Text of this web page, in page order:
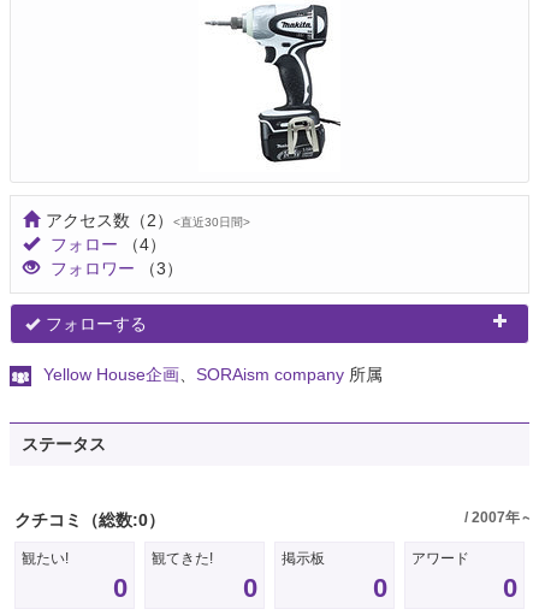
アクセス数 （2） <直近30日間>
フォロー
（4）
フォロワー
（3）
フォローする
Yellow House企画 SORAism company 所属
ステータス
クチコミ （総数:0） / 2007年～
観たい!
0
観てきた!
0
掲示板
0
アワード
0